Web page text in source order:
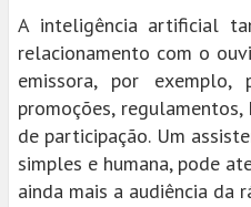
A inteligência artificial
relacionamento com o
emissora, por
promoções,
de participação. Um
simples e humana, pode
ainda mais a audiência da